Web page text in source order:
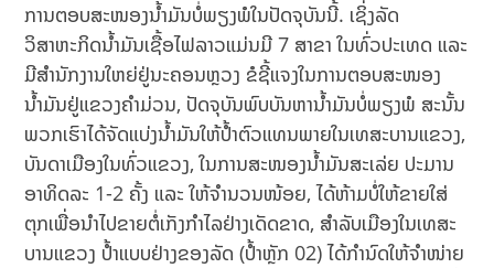
ການຕອບສະໜອງນໍ້າມັນບໍ່ພຽງພໍໃນປັດຈຸບັນນີ້. ເຊິ່ງລັດ
ວິສາຫະກິດນໍ້າມັນເຊື້ອໄຟລາວແມ່ນມີ 7 ສາຂາ ໃນທົ່ວປະເທດ ແລະ
ມີສຳນັກງານໃຫຍ່ຢູ່ນະຄອນຫຼວງ ຂໍຊີ້ແຈງໃນການຕອບສະໜອງ
ນໍ້າມັນຢູ່ແຂວງຄຳມ່ວນ, ປັດຈຸບັນພົບບັນຫານໍ້າມັນບໍ່ພຽງພໍ ສະນັ້ນ
ພວກເຮົາໄດ້ຈັດແບ່ງນໍ້າມັນໃຫ້ປໍ້າຕົວແທນພາຍໃນເທສະບານແຂວງ,
ບັນດາເມືອງໃນທົ່ວແຂວງ, ໃນການສະໜອງນໍ້າມັນສະເລ່ຍ ປະມານ
ອາທິດລະ 1-2 ຄັ້ງ ແລະ ໃຫ້ຈຳນວນໜ້ອຍ, ໄດ້ຫ້າມບໍ່ໃຫ້ຂາຍໃສ່
ຕຸກເພື່ອນຳໄປຂາຍຕໍ່ເກັງກຳໄລຢ່າງເດັດຂາດ, ສຳລັບເມືອງໃນເທສະ
ບານແຂວງ ປໍ້າແບບຢ່າງຂອງລັດ (ປໍ້າຫຼັກ 02) ໄດ້ກຳນົດໃຫ້ຈຳໜ່າຍ